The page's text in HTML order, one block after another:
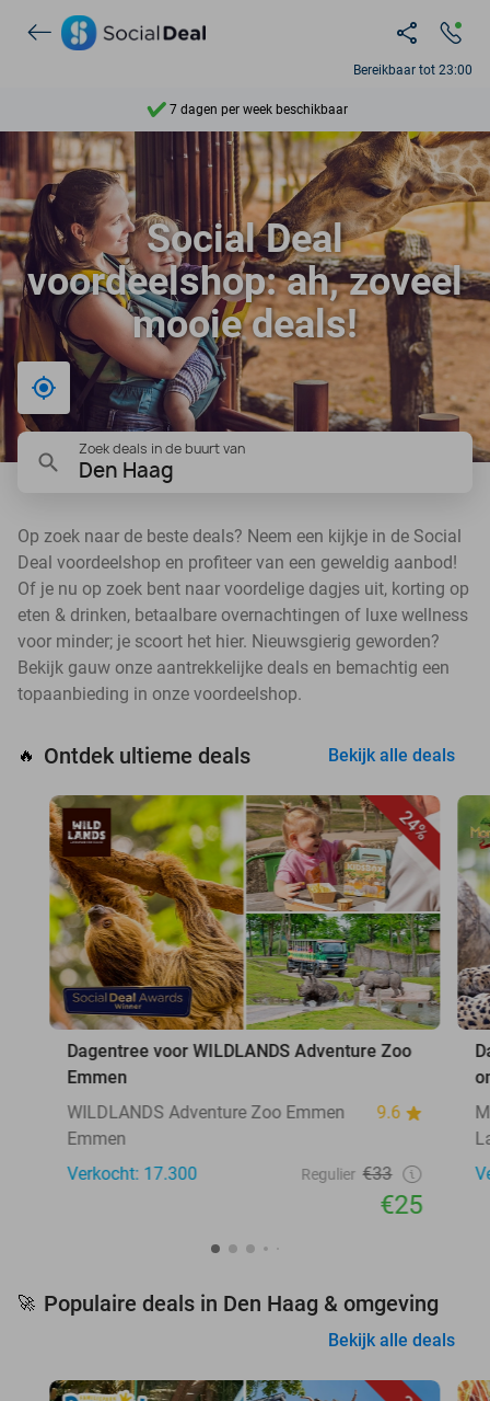
Bereikbaar tot 23:00
7 dagen per week beschikbaar
10+ miljoen leden
9,4
Ontdek 15.000+ deals
Social Deal
voordeelshop: ah, zoveel
mooie deals!
Bij mij in de buurt
Zoek deals in de buurt van
Den Haag
Op zoek naar de beste deals? Neem een kijkje in de Social
Deal voordeelshop en profiteer van een geweldig aanbod!
Of je nu op zoek bent naar voordelige dagjes uit, korting op
eten & drinken, betaalbare overnachtingen of luxe wellness
voor minder; je scoort het hier. Nieuwsgierig geworden?
Bekijk gauw onze aantrekkelijke deals en bemachtig een
topaanbieding in onze voordeelshop.
🔥 Ontdek ultieme deals Bekijk alle deals
24%
Dagentree voor WILDLANDS Adventure Zoo
Emmen
WILDLANDS Adventure Zoo Emmen
9.6
Emmen
Verkocht: 17.300
Regulier €33
€25
🚀 Populaire deals in Den Haag & omgeving
Bekijk alle deals